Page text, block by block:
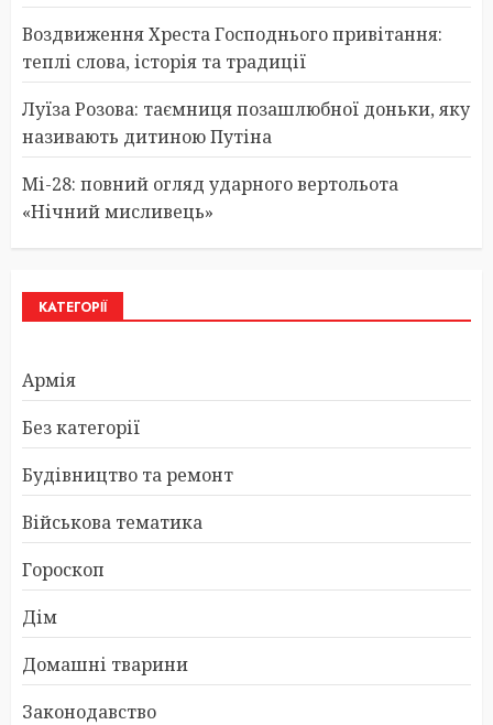
Воздвиження Хреста Господнього привітання:
теплі слова, історія та традиції
Луїза Розова: таємниця позашлюбної доньки, яку
називають дитиною Путіна
Мі-28: повний огляд ударного вертольота
«Нічний мисливець»
КАТЕГОРІЇ
Армія
Без категорії
Будівництво та ремонт
Військова тематика
Гороскоп
Дім
Домашні тварини
Законодавство